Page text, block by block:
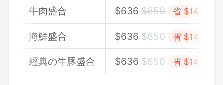
牛肉盛合 $636$650 省 $14
海鮮盛合 $636$650 省 $14
經典の牛豚盛合 $636$650 省 $14